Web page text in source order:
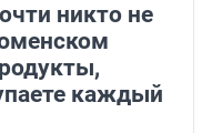
никто не
каждый